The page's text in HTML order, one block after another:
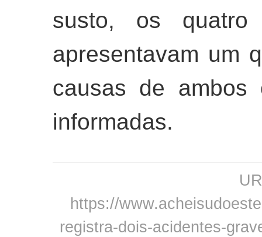
susto, os quatro
apresentavam um
causas de ambos
informadas.
https://
registra-dois-acidentes-